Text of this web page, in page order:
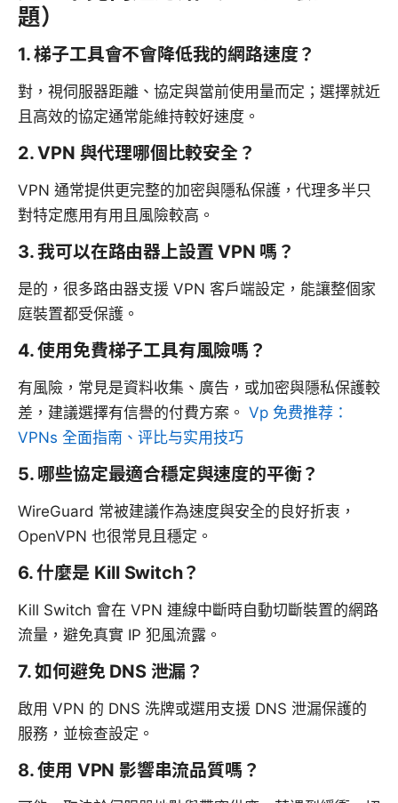
題）
1. 梯子工具會不會降低我的網路速度？
對，視伺服器距離、協定與當前使用量而定；選擇就近
且高效的協定通常能維持較好速度。
2. VPN 與代理哪個比較安全？
VPN 通常提供更完整的加密與隱私保護，代理多半只
對特定應用有用且風險較高。
3. 我可以在路由器上設置 VPN 嗎？
是的，很多路由器支援 VPN 客戶端設定，能讓整個家
庭裝置都受保護。
4. 使用免費梯子工具有風險嗎？
有風險，常見是資料收集、廣告，或加密與隱私保護較
差，建議選擇有信譽的付費方案。 Vp 免费推荐：
VPNs 全面指南、评比与实用技巧
5. 哪些協定最適合穩定與速度的平衡？
WireGuard 常被建議作為速度與安全的良好折衷，
OpenVPN 也很常見且穩定。
6. 什麼是 Kill Switch？
Kill Switch 會在 VPN 連線中斷時自動切斷裝置的網路
流量，避免真實 IP 犯風流露。
7. 如何避免 DNS 泄漏？
啟用 VPN 的 DNS 洗牌或選用支援 DNS 泄漏保護的
服務，並檢查設定。
8. 使用 VPN 影響串流品質嗎？